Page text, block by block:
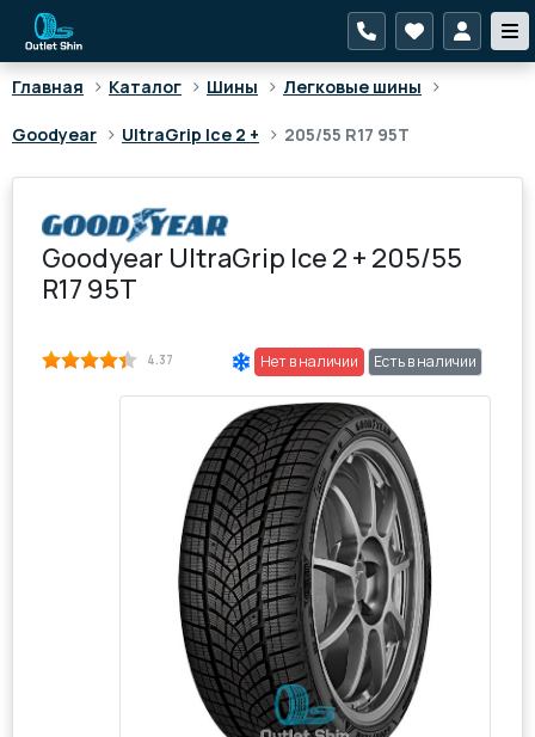
Главная > Каталог > Шины > Легковые шины >
Goodyear > UltraGrip Ice 2 + > 205/55 R17 95T
Goodyear UltraGrip Ice 2 + 205/55
R17 95T
4.37 Нет в наличии Есть в наличии